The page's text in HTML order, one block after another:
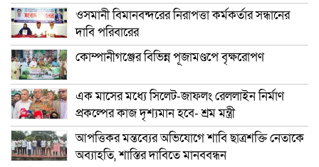
ওসমানী বিমানবন্দরের নিরাপত্তা কর্মকর্তার সন্ধানের
দাবি পরিবারের
কোম্পানীগঞ্জের বিভিন্ন পূজামণ্ডপে বৃক্ষরোপণ
এক মাসের মধ্যে সিলেট-জাফলং রেললাইন নির্মাণ
প্রকল্পের কাজ দৃশ্যমান হবে- শ্রম মন্ত্রী
আপত্তিকর মন্তব্যের অভিযোগে শাবি ছাত্রশক্তি নেতাকে
অব্যাহতি, শাস্তির দাবিতে মানববন্ধন